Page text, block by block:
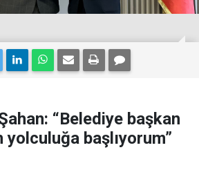
“Belediye başkan
yolculuğa başlıyorum”